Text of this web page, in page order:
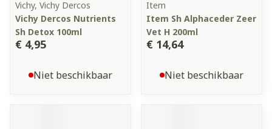
Vichy, Vichy Dercos
Vichy Dercos Nutrients
Sh Detox 100ml
€ 4,95
Niet beschikbaar
Item
Item Sh Alphaceder Zeer
Vet H 200ml
€ 14,64
Niet beschikbaar